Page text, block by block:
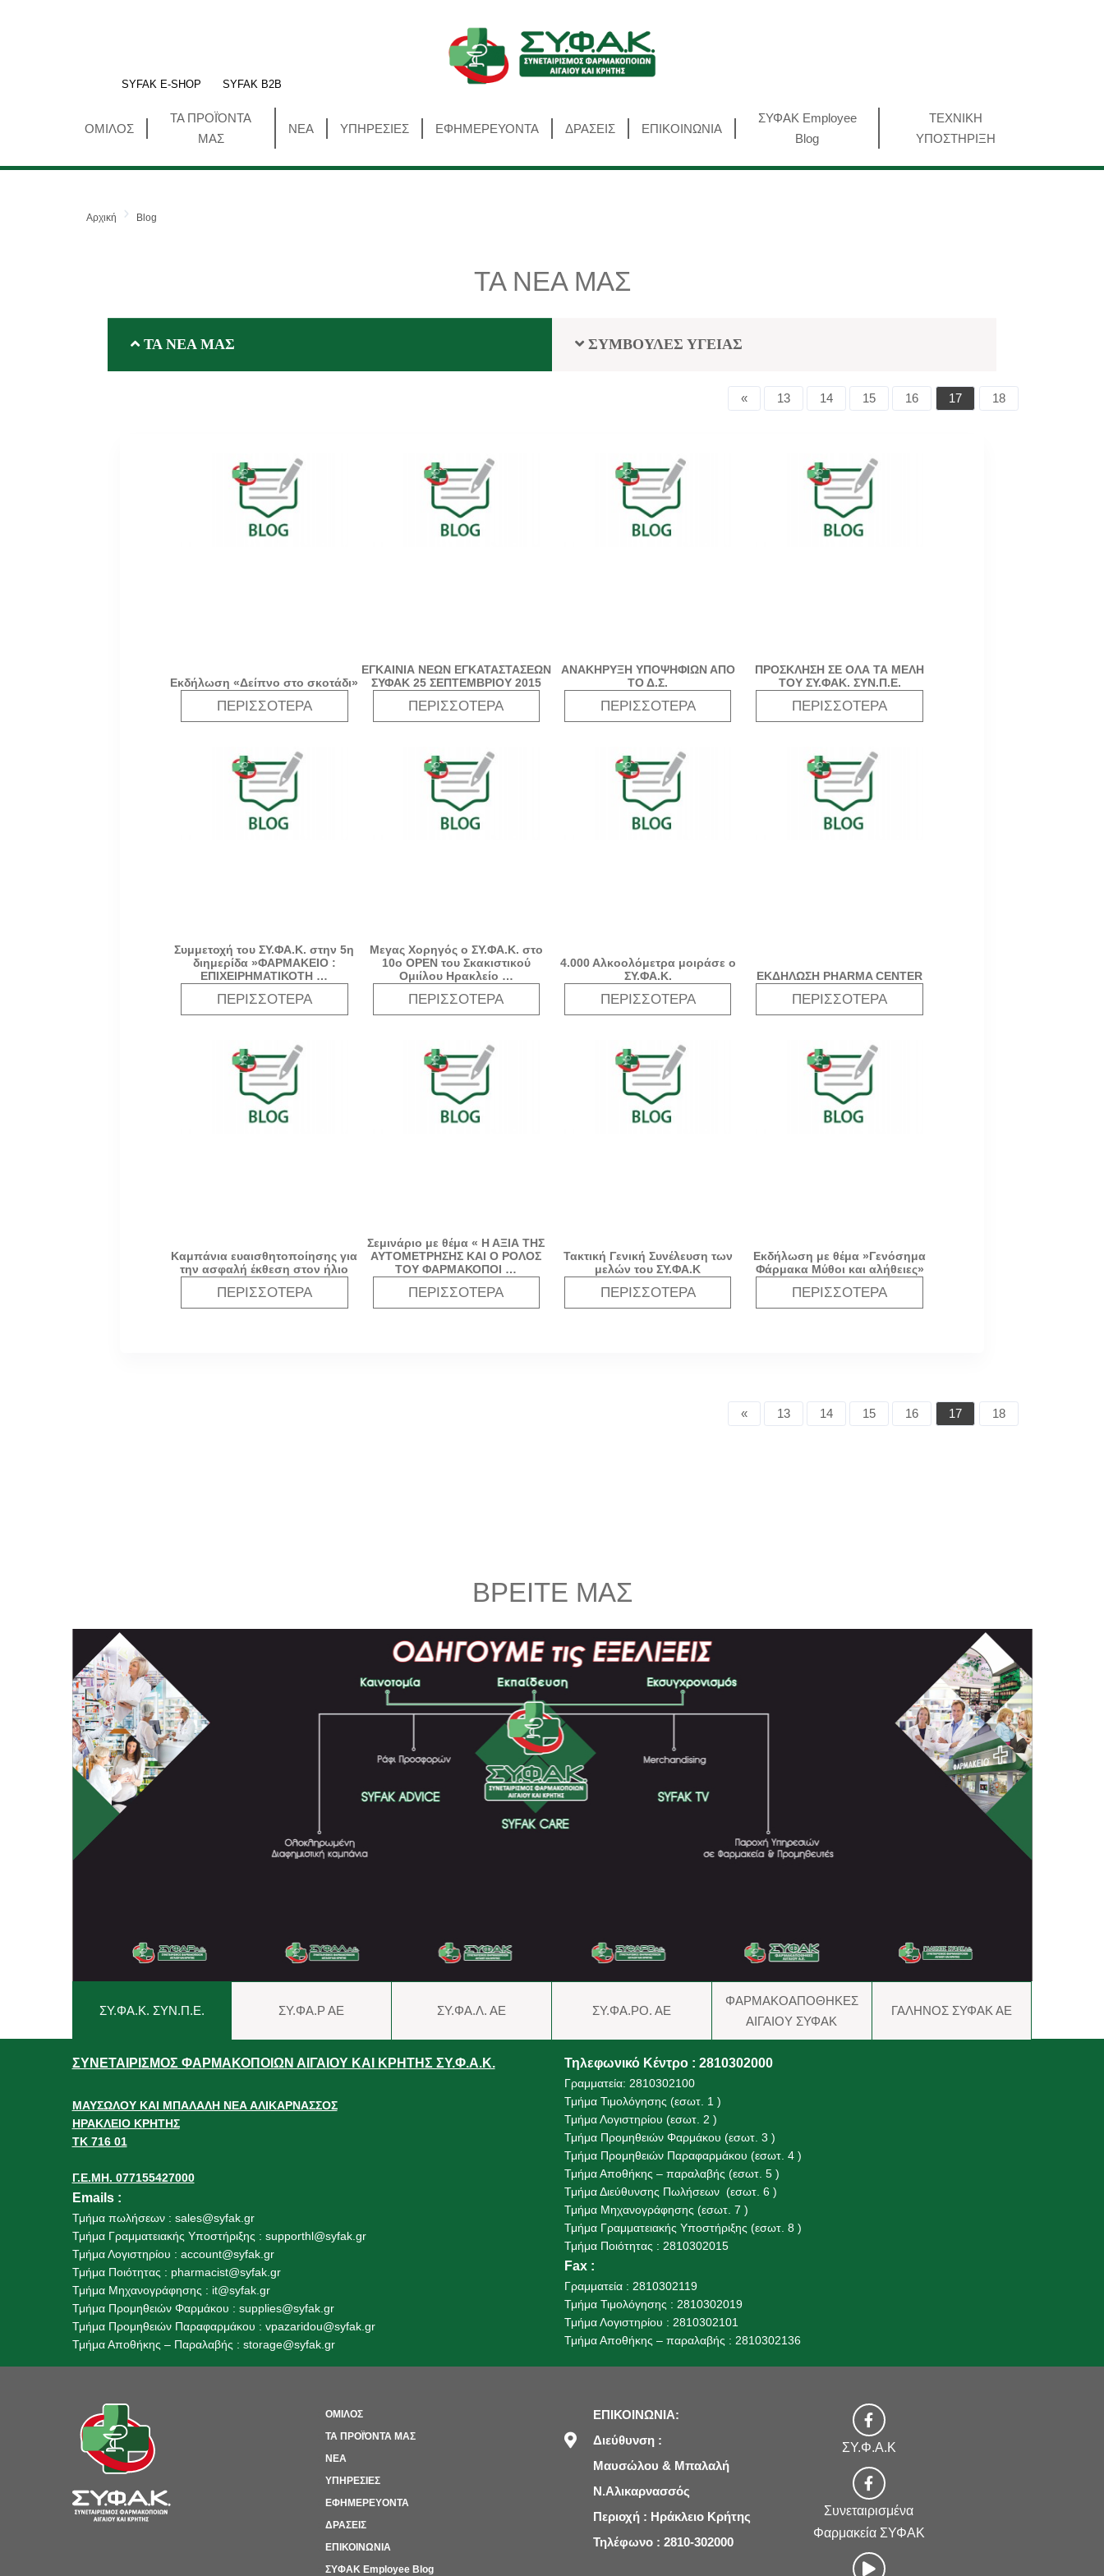
SYFAK E-SHOP SYFAK B2B
ΟΜΙΛΟΣ
ΤΑ ΠΡΟΪΌΝΤΑ
ΜΑΣ
ΝΕΑ ΥΠΗΡΕΣΙΕΣ ΕΦΗΜΕΡΕΥΟΝΤΑ ΔΡΑΣΕΙΣ ΕΠΙΚΟΙΝΩΝΙΑ
ΣΥΦΑΚ Employee
Blog
ΤΕΧΝΙΚΗ
ΥΠΟΣΤΗΡΙΞΗ
Αρχική Blog
ΤΑ ΝΕΑ ΜΑΣ
ΤΑ ΝΕΑ ΜΑΣ ΣΥΜΒΟΥΛΕΣ ΥΓΕΙΑΣ
« 13 14 15 16 17 18
Εκδήλωση «Δείπνο στο σκοτάδι»
ΠΕΡΙΣΣΌΤΕΡΑ
ΕΓΚΑΙΝΙΑ ΝΕΩΝ ΕΓΚΑΤΑΣΤΑΣΕΩΝ
ΣΥΦΑΚ 25 ΣΕΠΤΕΜΒΡΙΟΥ 2015
ΠΕΡΙΣΣΌΤΕΡΑ
ΑΝΑΚΗΡΥΞΗ ΥΠΟΨΗΦΙΩΝ ΑΠΟ
ΤΟ Δ.Σ.
ΠΕΡΙΣΣΌΤΕΡΑ
ΠΡΟΣΚΛΗΣΗ ΣΕ ΟΛΑ ΤΑ ΜΕΛΗ
ΤΟΥ ΣΥ.ΦΑΚ. ΣΥΝ.Π.Ε.
ΠΕΡΙΣΣΌΤΕΡΑ
Συμμετοχή του ΣΥ.ΦΑ.Κ. στην 5η
διημερίδα »ΦΑΡΜΑΚΕΙΟ :
ΕΠΙΧΕΙΡΗΜΑΤΙΚΟΤΗ …
ΠΕΡΙΣΣΌΤΕΡΑ
Μεγας Χορηγός ο ΣΥ.ΦΑ.Κ. στο
10ο OPEN του Σκακιστικού
Ομιίλου Ηρακλείο …
ΠΕΡΙΣΣΌΤΕΡΑ
4.000 Αλκοολόμετρα μοιράσε ο
ΣΥ.ΦΑ.Κ.
ΠΕΡΙΣΣΌΤΕΡΑ
ΕΚΔΗΛΩΣΗ PHARMA CENTER
ΠΕΡΙΣΣΌΤΕΡΑ
Καμπάνια ευαισθητοποίησης για
την ασφαλή έκθεση στον ήλιο
ΠΕΡΙΣΣΌΤΕΡΑ
Σεμινάριο με θέμα « Η ΑΞΙΑ ΤΗΣ
ΑΥΤΟΜΕΤΡΗΣΗΣ ΚΑΙ Ο ΡΟΛΟΣ
ΤΟΥ ΦΑΡΜΑΚΟΠΟΙ …
ΠΕΡΙΣΣΌΤΕΡΑ
Τακτική Γενική Συνέλευση των
μελών του ΣΥ.ΦΑ.Κ
ΠΕΡΙΣΣΌΤΕΡΑ
Εκδήλωση με θέμα »Γενόσημα
Φάρμακα Μύθοι και αλήθειες»
ΠΕΡΙΣΣΌΤΕΡΑ
« 13 14 15 16 17 18
ΒΡΕΙΤΕ ΜΑΣ
ΣΥ.ΦΑ.Κ. ΣΥΝ.Π.Ε. ΣΥ.ΦΑ.Ρ ΑΕ ΣΥ.ΦΑ.Λ. ΑΕ ΣΥ.ΦΑ.ΡΟ. ΑΕ
ΦΑΡΜΑΚΟΑΠΟΘΗΚΕΣ
ΑΙΓΑΙΟΥ ΣΥΦΑΚ
ΓΑΛΗΝΟΣ ΣΥΦΑΚ ΑΕ
ΣΥΝΕΤΑΙΡΙΣΜΟΣ ΦΑΡΜΑΚΟΠΟΙΩΝ ΑΙΓΑΙΟΥ ΚΑΙ ΚΡΗΤΗΣ ΣΥ.Φ.Α.Κ.
ΜΑΥΣΩΛΟΥ ΚΑΙ ΜΠΑΛΑΛΗ ΝΕΑ ΑΛΙΚΑΡΝΑΣΣΟΣ
ΗΡΑΚΛΕΙΟ ΚΡΗΤΗΣ
ΤΚ 716 01
Γ.Ε.ΜΗ. 077155427000
Emails:
Τμήμα πωλήσεων : sales@syfak.gr
Τμήμα Γραμματειακής Υποστήριξης : supporthl@syfak.gr
Τμήμα Λογιστηρίου : account@syfak.gr
Τμήμα Ποιότητας : pharmacist@syfak.gr
Τμήμα Μηχανογράφησης : it@syfak.gr
Τμήμα Προμηθειών Φαρμάκου : supplies@syfak.gr
Τμήμα Προμηθειών Παραφαρμάκου : vpazaridou@syfak.gr
Τμήμα Αποθήκης – Παραλαβής : storage@syfak.gr
Τηλεφωνικό Κέντρο : 2810302000
Γραμματεία: 2810302100
Τμήμα Τιμολόγησης (εσωτ. 1 )
Τμήμα Λογιστηρίου (εσωτ. 2 )
Τμήμα Προμηθειών Φαρμάκου (εσωτ. 3 )
Τμήμα Προμηθειών Παραφαρμάκου (εσωτ. 4 )
Τμήμα Αποθήκης – παραλαβής (εσωτ. 5 )
Τμήμα Διεύθυνσης Πωλήσεων (εσωτ. 6 )
Τμήμα Μηχανογράφησης (εσωτ. 7 )
Τμήμα Γραμματειακής Υποστήριξης (εσωτ. 8 )
Τμήμα Ποιότητας : 2810302015
Fax :
Γραμματεία : 2810302119
Τμήμα Τιμολόγησης : 2810302019
Τμήμα Λογιστηρίου : 2810302101
Τμήμα Αποθήκης – παραλαβής : 2810302136
>ΟΜΙΛΟΣ
>ΤΑ ΠΡΟΪΌΝΤΑ ΜΑΣ
>ΝΕΑ
>ΥΠΗΡΕΣΙΕΣ
>ΕΦΗΜΕΡΕΥΟΝΤΑ
>ΔΡΑΣΕΙΣ
>ΕΠΙΚΟΙΝΩΝΙΑ
>ΣΥΦΑΚ Employee Blog
ΕΠΙΚΟΙΝΩΝΙΑ:
Διεύθυνση :
Μαυσώλου & Μπαλαλή
Ν.Αλικαρνασσός
Περιοχή : Ηράκλειο Κρήτης
Τηλέφωνο : 2810-302000
ΣΥ.Φ.Α.Κ
Συνεταιρισμένα
Φαρμακεία ΣΥΦΑΚ